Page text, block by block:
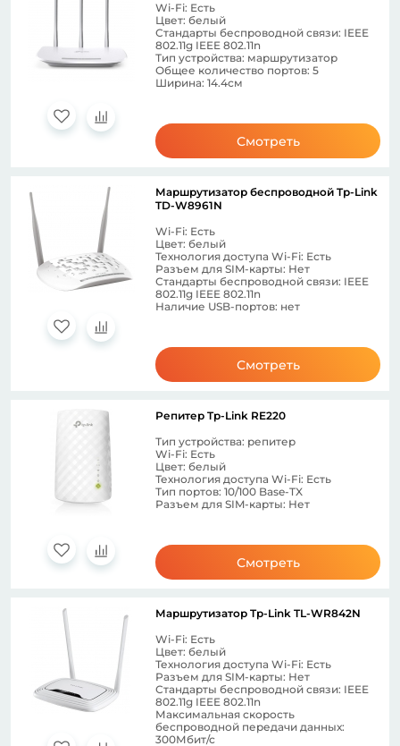
Wi-Fi: Есть
Цвет: белый
Стандарты беспроводной связи: IEEE
802.11g IEEE 802.11n
Тип устройства: маршрутизатор
Общее количество портов: 5
Ширина: 14.4см
Смотреть
Маршрутизатор беспроводной Tp-Link
TD-W8961N
Wi-Fi: Есть
Цвет: белый
Технология доступа Wi-Fi: Есть
Разъем для SIM-карты: Нет
Стандарты беспроводной связи: IEEE
802.11g IEEE 802.11n
Наличие USB-портов: нет
Смотреть
Репитер Tp-Link RE220
Тип устройства: репитер
Wi-Fi: Есть
Цвет: белый
Технология доступа Wi-Fi: Есть
Тип портов: 10/100 Base-TX
Разъем для SIM-карты: Нет
Смотреть
Маршрутизатор Tp-Link TL-WR842N
Wi-Fi: Есть
Цвет: белый
Технология доступа Wi-Fi: Есть
Разъем для SIM-карты: Нет
Стандарты беспроводной связи: IEEE
802.11g IEEE 802.11n
Максимальная скорость
беспроводной передачи данных:
300Мбит/с